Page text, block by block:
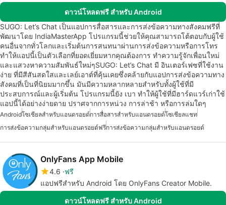
ดาวน์โหลดฟรี สำหรับ Android
SUGO: Let’s Chat เป็นแอปการสื่อสารและการส่งข้อความทางสังคมฟรีที่
พัฒนาโดย IndiaMasterApp โปรแกรมนี้ช่วยให้คุณสามารถโต้ตอบกับผู้ใช้
คนอื่นจากทั่วโลกและเริ่มต้นการสนทนาผ่านการส่งข้อความหรือการโทร
ทำให้แอปนี้เป็นตัวเลือกที่ยอดเยี่ยมหากคุณต้องการ ทำความรู้จักเพื่อนใหม่
และแสวงหาความสัมพันธ์ใหม่ๆSUGO: Let’s Chat มี อินเตอร์เฟซที่ใช้งาน
ง่าย ที่มีสีสันสดใสและเลย์เอาต์ที่คุ้นเคยซึ่งคล้ายกับแอปการส่งข้อความทาง
สังคมที่เป็นที่นิยมมากขึ้น มันมีความหลากหลายสำหรับทั้งผู้ใช้ที่มี
ประสบการณ์และผู้เริ่มต้น โปรแกรมนี้ยัง เบา ทำให้ผู้ใช้ที่มีฮาร์ดแวร์เก่าใช้
แอปนี้ได้อย่างง่ายดาย ปราศจากการหน่วง การล่าช้า หรือการล่มใดๆ
Androidโซเชียลสำหรับแอนดรอยด์การสื่อสารสำหรับแอนดรอยด์โซเชียลแชท
การส่งข้อความกลุ่มสำหรับแอนดรอยด์ฟรีการส่งข้อความกลุ่มสำหรับแอนดรอยด์
OnlyFans App Mobile
4.6 ฟรี
แอปฟรีสำหรับ Android โดย OnlyFans Creator Mobile.
ดาวน์โหลดฟรี สำหรับ Android